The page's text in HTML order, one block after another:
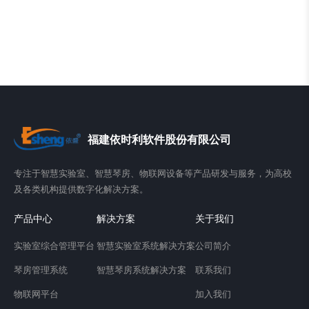
福建依时利软件股份有限公司
专注于智慧实验室、智慧琴房、物联网设备等产品研发与服务，为高校
及各类机构提供数字化解决方案。
产品中心
实验室综合管理平台
琴房管理系统
物联网平台
解决方案
智慧实验室系统解决方案
智慧琴房系统解决方案
关于我们
公司简介
联系我们
加入我们